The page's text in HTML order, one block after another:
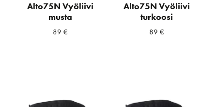
Alto75N Vyöliivi
musta
89 €
Alto75N Vyöliivi
turkoosi
89€